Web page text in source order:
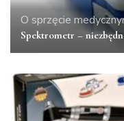
O sprzęcie
Spektrometr –